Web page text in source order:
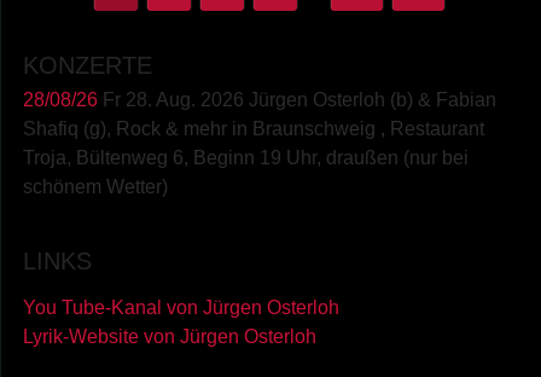
KONZERTE
28/08/26 Fr 28. Aug. 2026 Jürgen Osterloh (b) & Fabian
Shafiq (g), Rock & mehr in Braunschweig , Restaurant
Troja, Bültenweg 6, Beginn 19 Uhr, draußen (nur bei
schönem Wetter)
LINKS
You Tube-Kanal von Jürgen Osterloh
Lyrik-Website von Jürgen Osterloh